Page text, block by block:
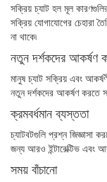
সক্রিয় চ্যাট হল মূল
সক্রিয় যোগাযোগের চেহারা
না থাকে৷
নতুন দর্শকদের আকর্ষণ
মানুষ চ্যাট সক্রিয় এবং
নতুন দর্শকদের আকর্ষণ করতে
ক্রমবর্ধমান ব্যস্ততা
চ্যাটবটগুলি প্রশ্ন জিজ্ঞাসা
জন্য আরও ইন্টারেক্টিভ এবং
সময় বাঁচানো